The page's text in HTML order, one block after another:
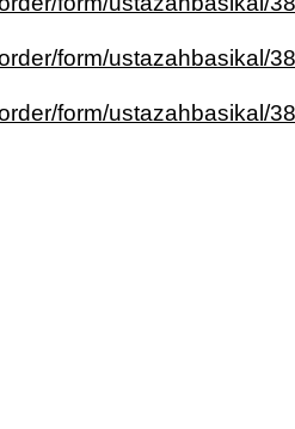
form/ustazahbasikal/
form/ustazahbasikal/